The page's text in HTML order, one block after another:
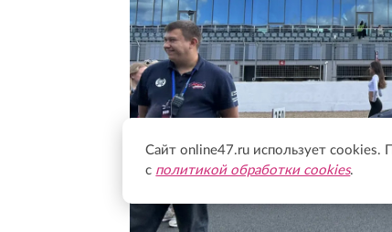
Сайт online47.ru использует cookies.
с политикой обработки cookies.